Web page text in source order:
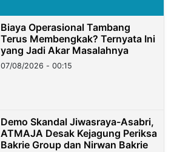
Biaya Operasional Tambang
Terus Membengkak? Ternyata Ini
yang Jadi Akar Masalahnya
07/08/2026 - 00:15
Demo Skandal Jiwasraya-Asabri,
ATMAJA Desak Kejagung Periksa
Bakrie Group dan Nirwan Bakrie